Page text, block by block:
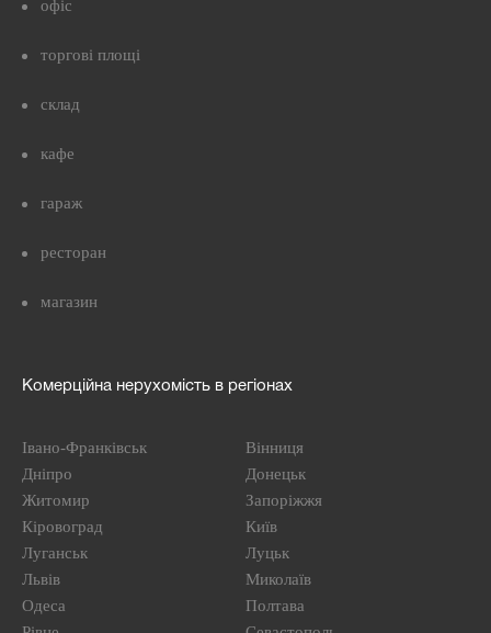
офіс
торгові площі
склад
кафе
гараж
ресторан
магазин
Комерційна нерухомість в регіонах
Івано-Франківськ
Вінниця
Дніпро
Донецьк
Житомир
Запоріжжя
Кіровоград
Київ
Луганськ
Луцьк
Львів
Миколаїв
Одеса
Полтава